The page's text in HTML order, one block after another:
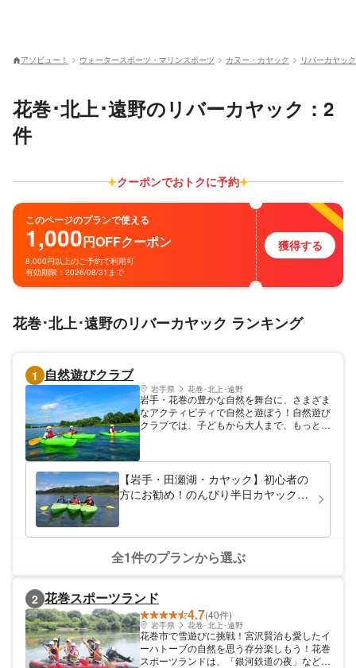
アソビュー！ ウォータースポーツ・マリンスポーツ カヌー・カヤック リバーカヤック
花巻･北上･遠野のリバーカヤック：2
件
クーポンでおトクに予約
このページのプランで使える
1,000円OFFクーポン
8,000円以上のご予約で利用可
有効期限：2026/08/31まで
獲得する
花巻･北上･遠野のリバーカヤック ランキング
1 自然遊びクラブ
岩手県 花巻･北上･遠野
岩手・花巻の豊かな自然を舞台に、さまざま
なアクティビティで自然と遊ぼう！自然遊び
クラブでは、子どもから大人まで、もっとた
クショップを開催しています。少人数制で一
人一人に合わせてプログラムを進めるので、
初心者の方も気軽にご参加いただけます。カ
ヤック体験や登山・クラフトなど各種アクテ
【岩手・田瀬湖・カヤック】初心者の
方にお勧め！のんびり半日カヤック体
全1件のプランから選ぶ
2 花巻スポーツランド
4.7(40件)
岩手県 花巻･北上･遠野
花巻市で雪遊びに挑戦！宮沢賢治も愛したイ
ーハトーブの自然を思う存分楽しもう！花巻
スポーツランドは、「銀河鉄道の夜」などで